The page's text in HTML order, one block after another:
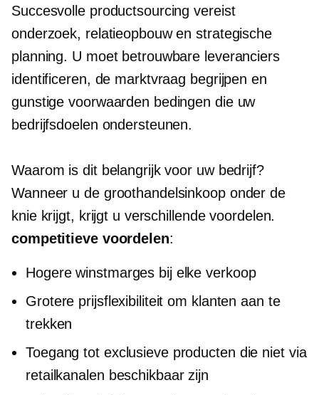
Succesvolle productsourcing vereist
onderzoek, relatieopbouw en strategische
planning. U moet betrouwbare leveranciers
identificeren, de marktvraag begrijpen en
gunstige voorwaarden bedingen die uw
bedrijfsdoelen ondersteunen.
Waarom is dit belangrijk voor uw bedrijf?
Wanneer u de groothandelsinkoop onder de
knie krijgt, krijgt u verschillende voordelen.
competitieve voordelen:
Hogere winstmarges bij elke verkoop
Grotere prijsflexibiliteit om klanten aan te
trekken
Toegang tot exclusieve producten die niet via
retailkanalen beschikbaar zijn